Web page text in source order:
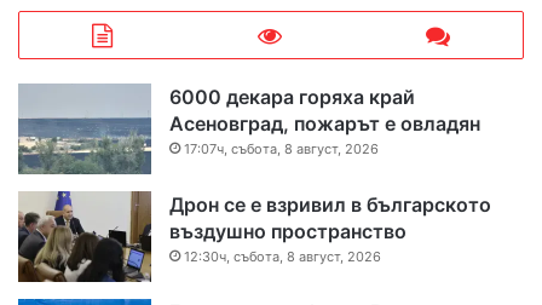
6000 декара горяха край
Асеновград, пожарът е овладян
17:07ч, събота, 8 август, 2026
Дрон се е взривил в българското
въздушно пространство
12:30ч, събота, 8 август, 2026